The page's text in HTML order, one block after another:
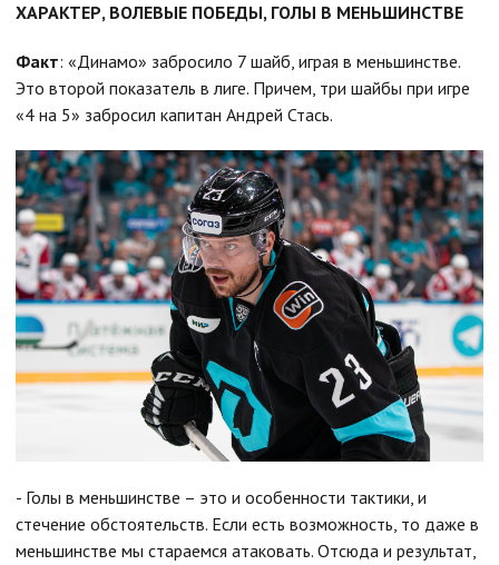
ХАРАКТЕР, ВОЛЕВЫЕ ПОБЕДЫ, ГОЛЫ В МЕНЬШИНСТВЕ
Факт: «Динамо» забросило 7 шайб, играя в меньшинстве.
Это второй показатель в лиге. Причем, три шайбы при игре
«4 на 5» забросил капитан Андрей Стась.
- Голы в меньшинстве – это и особенности тактики, и
стечение обстоятельств. Если есть возможность, то даже в
меньшинстве мы стараемся атаковать. Отсюда и результат,